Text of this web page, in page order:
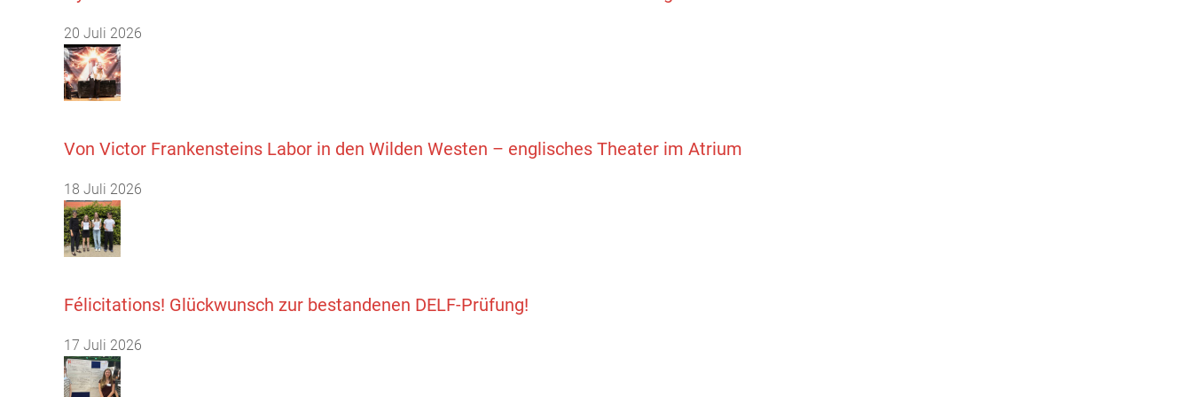
20 Juli 2026
Von Victor Frankensteins Labor in den Wilden Westen – englisches Theater im Atrium
18 Juli 2026
Félicitations! Glückwunsch zur bestandenen DELF-Prüfung!
17 Juli 2026